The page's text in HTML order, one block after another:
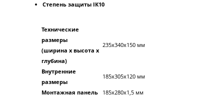
Степень защиты IК10
Технические
размеры
(ширина х высота х
глубина)
235x340x150 мм
Внутренние
размеры
185х305х120 мм
Монтажная панель
185х280х1,5 мм